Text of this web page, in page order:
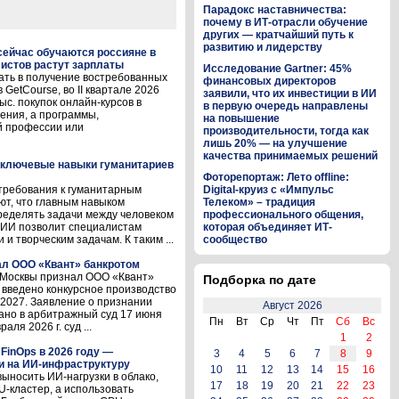
обучаются россияне в
растут зарплаты
в получение востребованных
во II квартале 2026
покупок онлайн-курсов в
а программы,
профессии или
навыки гуманитариев
к гуманитарным
что главным навыком
задачи между человеком
позволит специалистам
творческим задачам. К таким ...
ООО «Квант» банкротом
Москвы признал ООО «Квант»
конкурсное производство
Заявление о признании
в арбитражный суд 17 июня
2026 г. суд ...
в 2026 году —
на ИИ-инфраструктуру
ИИ-нагрузки в облако,
кластер, а использовать
Парадокс наставничества:
почему в ИТ-отрасли обучение
других — кратчайший путь к
развитию и лидерству
Исследование Gartner: 45%
финансовых директоров
заявили, что их инвестиции в ИИ
в первую очередь направлены
на повышение
производительности, тогда как
лишь 20% — на улучшение
качества принимаемых решений
Фоторепортаж: Лето offline:
Digital-круиз с «Импульс
Телеком» – традиция
профессионального общения,
которая объединяет ИТ-
сообщество
Подборка по дате
Август 2026
Пн
Вт Ср Чт Пт Сб
Вс
1
2
3
4 5 6 7 8
9
10
11 12 13 14 15
16
17
18 19 20 21 22
23